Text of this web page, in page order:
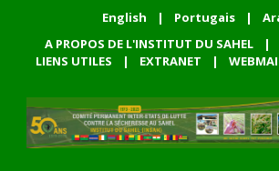
English | Portugais |
A PROPOS DE L'INSTITUT DU SAHEL
|
LIENS UTILES
| EXTRANET |